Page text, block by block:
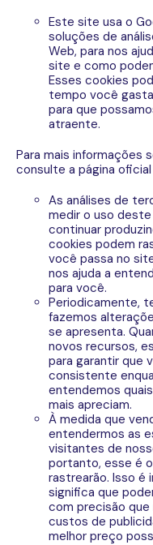
Este site usa o
soluções de
Web, para nos
site e como
Esses cookies
tempo você
para que
atraente.
Para mais informações
consulte a página
As análises de
medir o uso
continuar
cookies podem
você passa no
nos ajuda a
para você.
Periodicamente,
fazemos
se apresenta.
novos recursos,
para garantir que
consistente
entendemos
mais apreciam.
À medida que
entendermos as
visitantes de
portanto, esse é
rastrearão. Isso é
significa que
com precisão que
custos de
melhor preço